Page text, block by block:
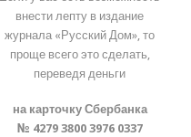
внести лепту в издание
журнала «Русский Дом», то
проще всего это сделать,
переведя деньги
на карточку Сбербанка
№ 4279 3800 3976 0337